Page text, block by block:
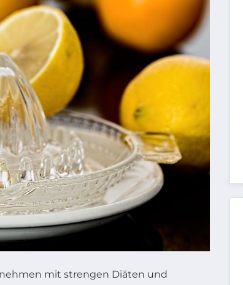
mit strengen Diäten und